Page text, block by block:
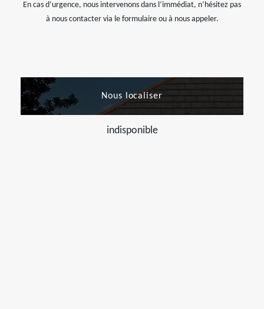
En cas d’urgence, nous intervenons dans l’immédiat, n’hésitez pas
à nous contacter via le formulaire ou à nous appeler.
Nous localiser
indisponible